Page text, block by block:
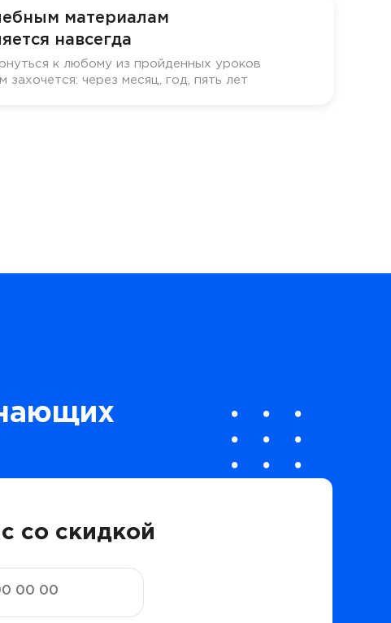
материалам
навсегда
к любому из пройденных уроков
захочется: через месяц, год, пять лет
со скидкой